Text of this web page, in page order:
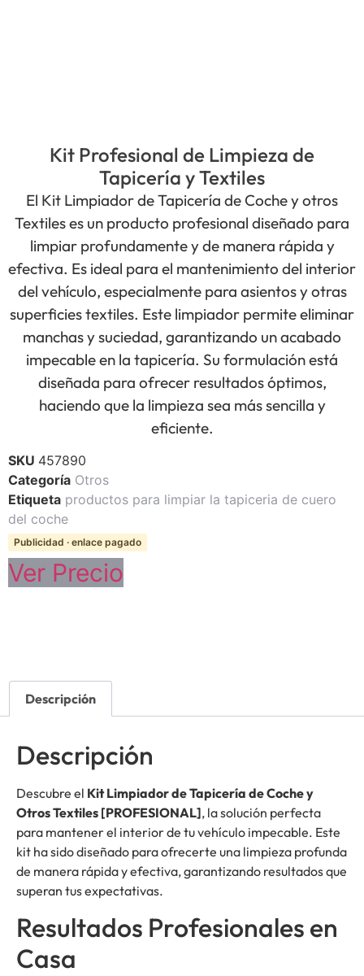
Kit Profesional de Limpieza de
Tapicería y Textiles
El Kit Limpiador de Tapicería de Coche y otros
Textiles es un producto profesional diseñado para
limpiar profundamente y de manera rápida y
efectiva. Es ideal para el mantenimiento del interior
del vehículo, especialmente para asientos y otras
superficies textiles. Este limpiador permite eliminar
manchas y suciedad, garantizando un acabado
impecable en la tapicería. Su formulación está
diseñada para ofrecer resultados óptimos,
haciendo que la limpieza sea más sencilla y
eficiente.
SKU 457890
Categoría Otros
Etiqueta productos para limpiar la tapiceria de cuero
del coche
Publicidad · enlace pagado
Ver Precio
Descripción
Descripción
Descubre el Kit Limpiador de Tapicería de Coche y
Otros Textiles [PROFESIONAL], la solución perfecta
para mantener el interior de tu vehículo impecable. Este
kit ha sido diseñado para ofrecerte una limpieza profunda
de manera rápida y efectiva, garantizando resultados que
superan tus expectativas.
Resultados Profesionales en
Casa